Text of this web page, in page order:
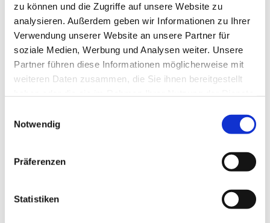
zu können und die Zugriffe auf unsere Website zu
analysieren. Außerdem geben wir Informationen zu Ihrer
Verwendung unserer Website an unsere Partner für
soziale Medien, Werbung und Analysen weiter. Unsere
Partner führen diese Informationen möglicherweise mit
weiteren Daten zusammen, die Sie ihnen bereitgestellt
Notwendig
Präferenzen
Statistiken